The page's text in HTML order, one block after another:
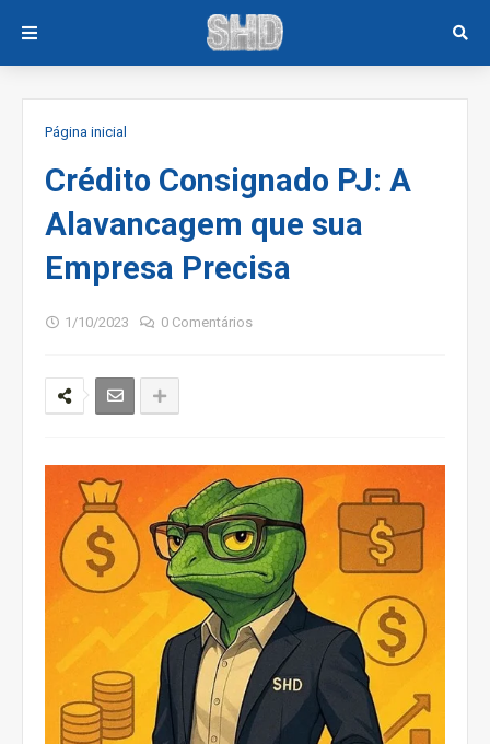
Página inicial
Crédito Consignado PJ: A
Alavancagem que sua
Empresa Precisa
1/10/2023 0 Comentários